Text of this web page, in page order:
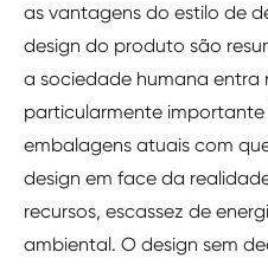
as vantagens do estilo de
design do produto são
a sociedade humana entra
particularmente importante
embalagens atuais com
design em face da
recursos, escassez de
ambiental. O design sem